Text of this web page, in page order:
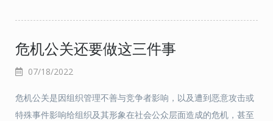
危机公关还要做这三件事
07/18/2022
危机公关是因组织管理不善与竞争者影响，以及遭到恶意攻击或
特殊事件影响给组织及其形象在社会公众层面造成的危机，甚至